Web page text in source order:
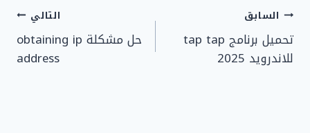
تصفّح
المقالات
السابق
تحميل برنامج tap tap
للاندرويد 2025
التالي
حل مشكلة obtaining ip
address